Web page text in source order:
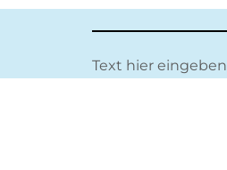
Text hier eingeben